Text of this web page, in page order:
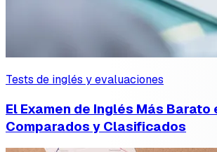
Tests de inglés y evaluaciones
El Examen de Inglés Más Barato
Comparados y Clasificados